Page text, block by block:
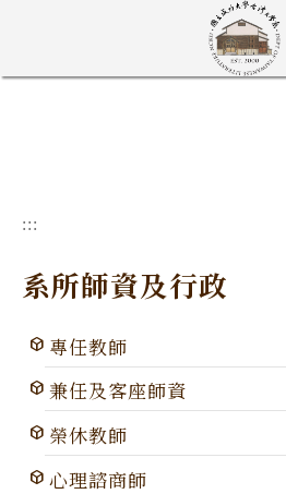
要
:::
系所師資及行政
專任教師
兼任及客座師資
榮休教師
心理諮商師